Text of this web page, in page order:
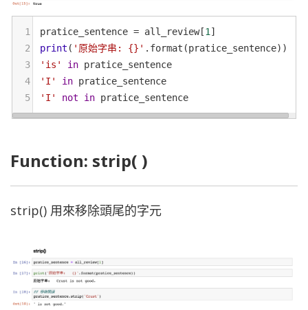
1 pratice_sentence = all_review[1 ]
2
print ( '原始字串: {}' . format (pratice_sentence))
3
'is' in pratice_sentence
4
'I' in pratice_sentence
5
'I' not in pratice_sentence
Function: strip( )
strip() 用來移除頭尾的字元